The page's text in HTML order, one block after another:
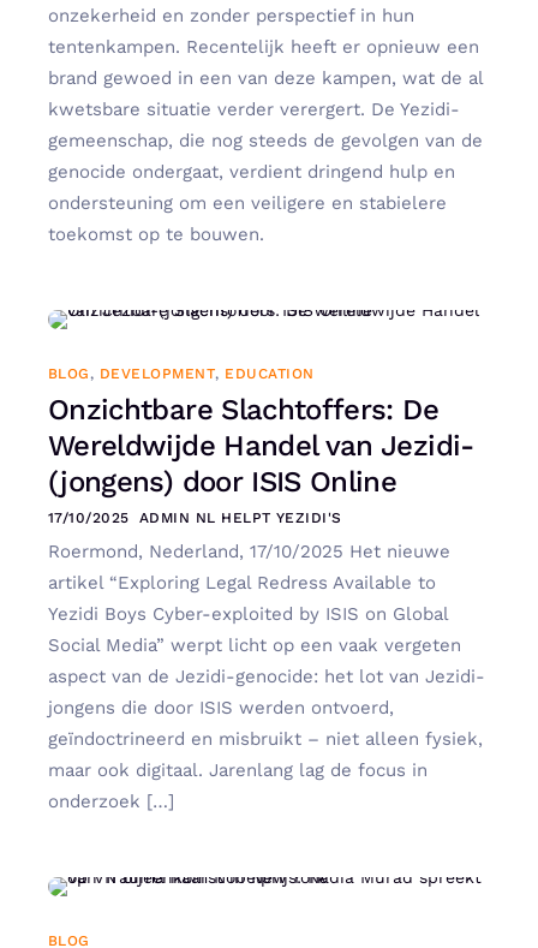
onzekerheid en zonder perspectief in hun
tentenkampen. Recentelijk heeft er opnieuw een
brand gewoed in een van deze kampen, wat de al
kwetsbare situatie verder verergert. De Yezidi-
gemeenschap, die nog steeds de gevolgen van de
genocide ondergaat, verdient dringend hulp en
ondersteuning om een veiligere en stabielere
toekomst op te bouwen.
BLOG, DEVELOPMENT, EDUCATION
Onzichtbare Slachtoffers: De
Wereldwijde Handel van Jezidi-
(jongens) door ISIS Online
17/10/2025 ADMIN NL HELPT YEZIDI'S
Roermond, Nederland, 17/10/2025 Het nieuwe
artikel “Exploring Legal Redress Available to
Yezidi Boys Cyber-exploited by ISIS on Global
Social Media” werpt licht op een vaak vergeten
aspect van de Jezidi-genocide: het lot van Jezidi-
jongens die door ISIS werden ontvoerd,
geïndoctrineerd en misbruikt – niet alleen fysiek,
maar ook digitaal. Jarenlang lag de focus in
onderzoek […]
BLOG